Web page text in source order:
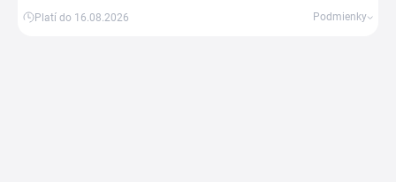
Platí do 16.08.2026 Podmienky